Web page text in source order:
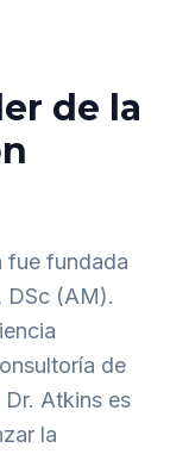
de la
fue fundada
DSc (AM).
de
Atkins es
la